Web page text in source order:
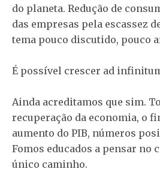
do planeta. Redução de
das empresas pela escassez
tema pouco discutido, pouco
É possível crescer ad
Ainda acreditamos que sim.
recuperação da economia, o
aumento do PIB, números
Fomos educados a pensar no
único caminho.